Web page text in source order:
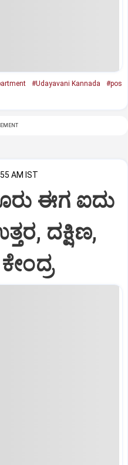
#Udayavani Kannada
#pos
AM IST
ಈಗ ಐದು
ದಕ್ಷಿಣ,